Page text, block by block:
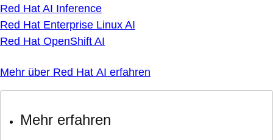
Red Hat AI Inference
Red Hat Enterprise Linux AI
Red Hat OpenShift AI
Mehr über Red Hat AI erfahren
Mehr erfahren